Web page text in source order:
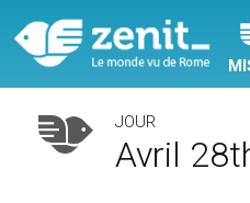
JOUR
Avril